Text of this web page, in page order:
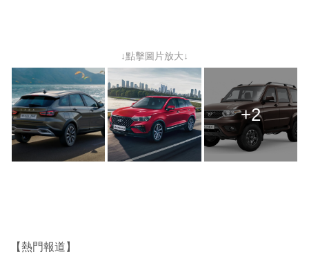
↓點擊圖片放大↓
+2
【熱門報道】